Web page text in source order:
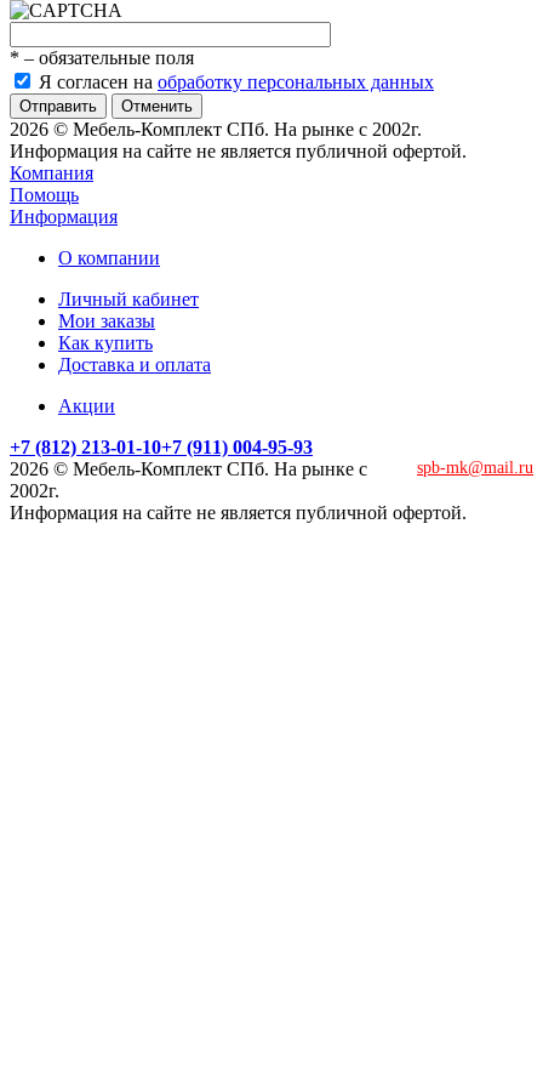
* – обязательные поля
Я согласен на обработку персональных данных
Отменить
2026 © Мебель-Комплект СПб. На рынке с 2002г.
Информация на сайте не является публичной офертой.
Компания
Помощь
Информация
О компании
Личный кабинет
Мои заказы
Как купить
Доставка и оплата
Акции
+7 (812) 213-01-10+7 (911) 004-95-93
spb-mk@mail.ru
2026 © Мебель-Комплект СПб. На рынке с
2002г.
Информация на сайте не является публичной офертой.